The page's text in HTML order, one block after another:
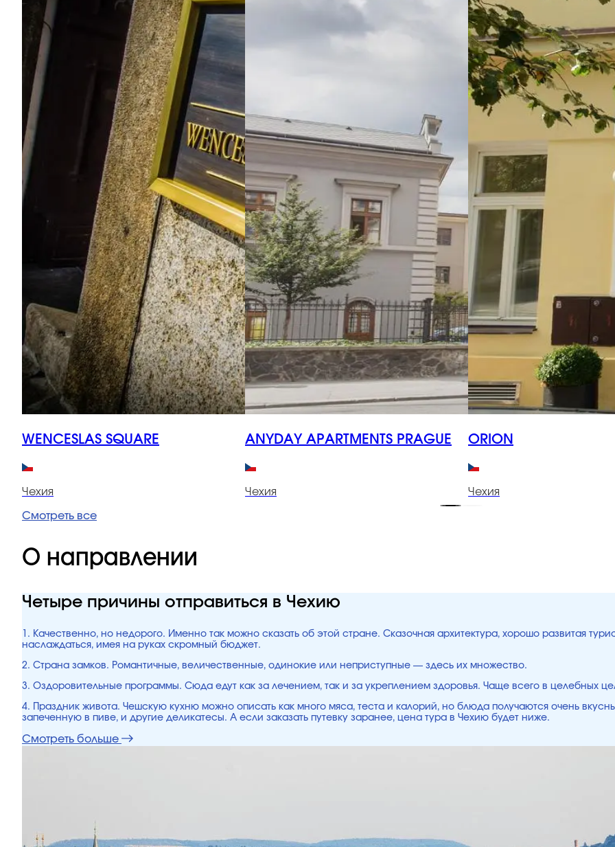
WENCESLAS SQUARE
Чехия
ANYDAY APARTMENTS PRAGUE
Чехия
ORION
Чехия
Смотреть все
О направлении
Четыре причины отправиться в Чехию
1. Качественно, но недорого. Именно так можно сказать об этой стране. Сказочная архитектура, хорошо развитая
наслаждаться, имея на руках скромный бюджет.
2. Страна замков. Романтичные, величественные, одинокие или неприступные — здесь их множество.
3. Оздоровительные программы. Сюда едут как за лечением, так и за укреплением здоровья. Чаще всего в целебных
4. Праздник живота. Чешскую кухню можно описать как много мяса, теста и калорий, но блюда получаются очень
запеченную в пиве, и другие деликатесы. А если заказать путевку заранее, цена тура в Чехию будет ниже.
Смотреть больше